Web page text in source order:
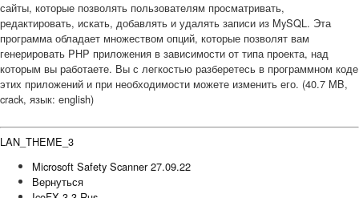
сайты, которые позволять пользователям просматривать,
редактировать, искать, добавлять и удалять записи из MySQL. Эта
программа обладает множеством опций, которые позволят вам
генерировать PHP приложения в зависимости от типа проекта, над
которым вы работаете. Вы с легкостью разберетесь в программном коде
этих приложений и при необходимости можете изменить его. (40.7 MB,
crack, язык: english)
LAN_THEME_3
Microsoft Safety Scanner 27.09.22
Вернуться